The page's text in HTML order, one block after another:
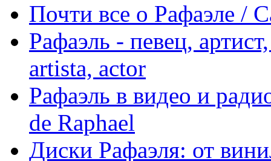
Почти все о Рафаэле /
Рафаэль - певец,
artista, actor
Рафаэль в видео и
de Raphael
Диски Рафаэля: от